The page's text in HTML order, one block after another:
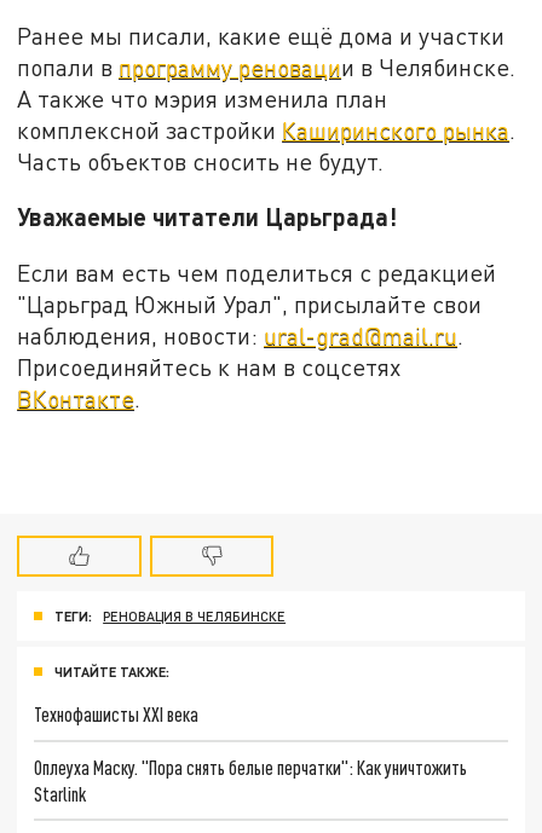
Ранее мы писали, какие ещё дома и участки
попали в программу реновации в Челябинске.
А также что мэрия изменила план
комплексной застройки Каширинского рынка
Часть объектов сносить не будут.
Уважаемые читатели Царьграда!
Если вам есть чем поделиться с редакцией
"Царьград Южный Урал", присылайте свои
наблюдения, новости: ural-grad@mail.ru.
Присоединяйтесь к нам в соцсетях
ВКонтакте.
ТЕГИ: РЕНОВАЦИЯ В ЧЕЛЯБИНСКЕ
ЧИТАЙТЕ ТАКЖЕ:
Технофашисты XXI века
Оплеуха Маску. "Пора снять белые перчатки": Как уничтожить
Starlink